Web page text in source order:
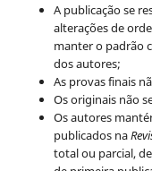
A publicação se
alterações de
manter o padrão
dos autores;
As provas finais
Os originais não
Os autores
publicados na
total ou parcial,